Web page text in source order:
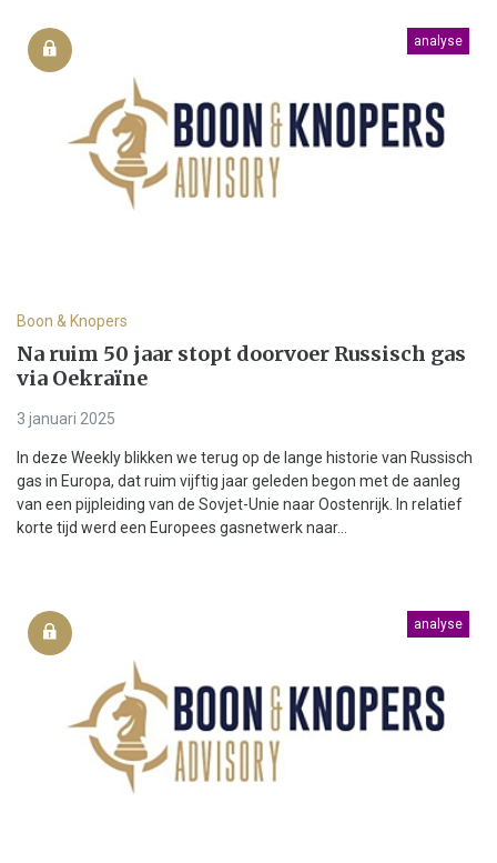
analyse
Boon & Knopers
Na ruim 50 jaar stopt doorvoer Russisch gas
via Oekraïne
3 januari 2025
In deze Weekly blikken we terug op de lange historie van Russisch
gas in Europa, dat ruim vijftig jaar geleden begon met de aanleg
van een pijpleiding van de Sovjet-Unie naar Oostenrijk. In relatief
korte tijd werd een Europees gasnetwerk naar...
analyse